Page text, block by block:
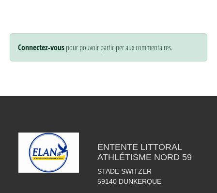
Connectez-vouspour pouvoir participer aux commentaires.
ENTENTE LITTORAL
ATHLÉTISME NORD 59
STADE SWITZER
59140 DUNKERQUE